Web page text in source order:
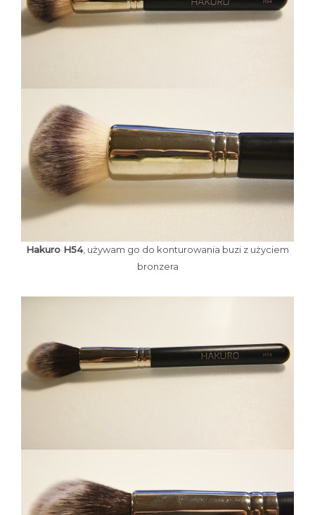
Hakuro H54, używam go do konturowania buzi z użyciem
bronzera